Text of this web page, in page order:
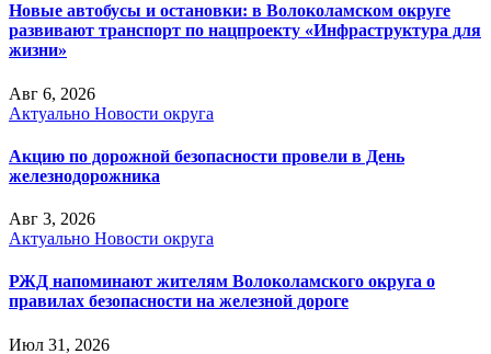
Новые автобусы и остановки: в Волоколамском округе
развивают транспорт по нацпроекту «Инфраструктура для
жизни»
Авг 6, 2026
Актуально Новости округа
Акцию по дорожной безопасности провели в День
железнодорожника
Авг 3, 2026
Актуально Новости округа
РЖД напоминают жителям Волоколамского округа о
правилах безопасности на железной дороге
Июл 31, 2026